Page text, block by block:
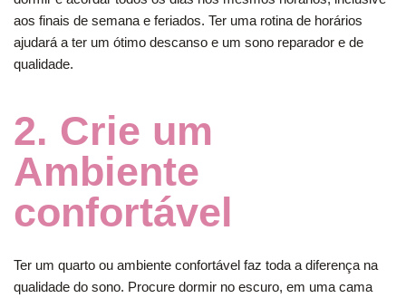
aos finais de semana e feriados. Ter uma rotina de horários
ajudará a ter um ótimo descanso e um sono reparador e de
qualidade.
2. Crie um
Ambiente
confortável
Ter um quarto ou ambiente confortável faz toda a diferença na
qualidade do sono. Procure dormir no escuro, em uma cama